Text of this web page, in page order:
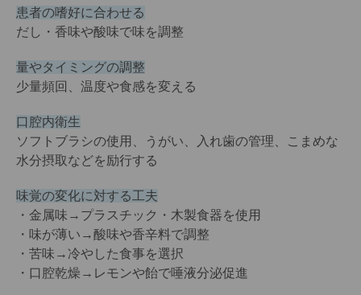
患者の嗜好に合わせる
だし・香味や酸味で味を調整
量やタイミングの調整
少量頻回、温度や食感を変える
口腔内衛生
ソフトブラシの使用、うがい、入れ歯の管理、こまめな
水分摂取などを励行する
味覚の変化に対する工夫
・金属味→プラスチック・木製食器を使用
・味が薄い→酸味や香辛料で調整
・苦味→冷やした食事を選択
・口腔乾燥→レモンや飴で唾液分泌促進